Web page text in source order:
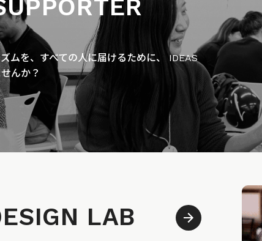
ムを、すべての人に届けるために、 IDEAS
んか？
LAB